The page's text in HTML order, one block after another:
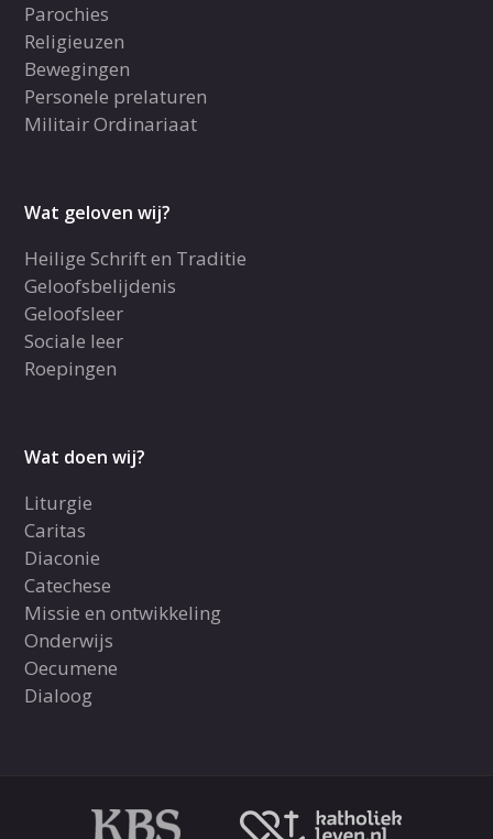
Parochies
Religieuzen
Bewegingen
Personele prelaturen
Militair Ordinariaat
Wat geloven wij?
Heilige Schrift en Traditie
Geloofsbelijdenis
Geloofsleer
Sociale leer
Roepingen
Wat doen wij?
Liturgie
Caritas
Diaconie
Catechese
Missie en ontwikkeling
Onderwijs
Oecumene
Dialoog